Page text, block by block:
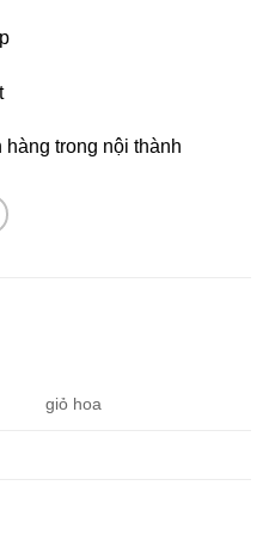
trong nội thành
giỏ hoa